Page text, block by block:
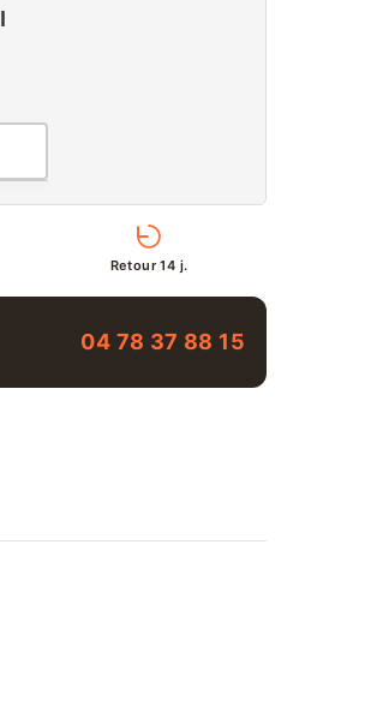
Retour 14 j.
04 78 37 88 15